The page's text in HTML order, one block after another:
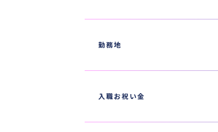
勤務地
入職お祝い金